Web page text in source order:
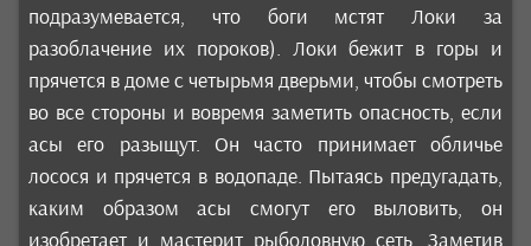
подразумевается, что боги мстят Локи за
разоблачение их пороков). Локи бежит в горы и
прячется в доме с четырьмя дверьми, чтобы смотреть
во все стороны и вовремя заметить опасность, если
асы его разыщут. Он часто принимает обличье
лосося и прячется в водопаде. Пытаясь предугадать,
каким образом асы смогут его выловить, он
изобретает и мастерит рыболовную сеть. Заметив